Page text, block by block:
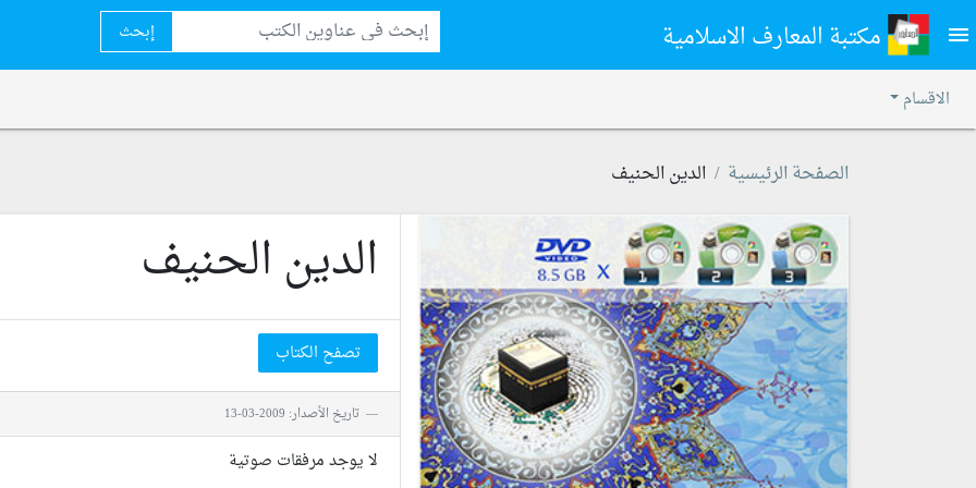
menu مكتبة المعارف الاسلامية إبحث
الاقسام
الصفحة الرئيسية الدين الحنيف
الدين الحنيف
تصفح الكتاب
تاريخ الأصدار: 2009-03-13
لا يوجد مرفقات صوتية